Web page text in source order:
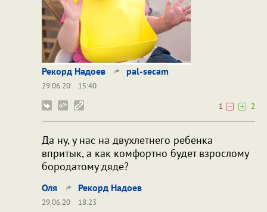
Рекорд Надоев pal-secam
29.06.20
15:40
1
2
Да ну, у нас на двухлетнего ребенка
впритык, а как комфортно будет взрослому
бородатому дяде?
Оля Рекорд Надоев
29.06.20
18:23